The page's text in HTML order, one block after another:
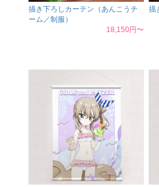
描き下ろしカーテン（あんこうチ
ーム／制服）
18,150円〜
描